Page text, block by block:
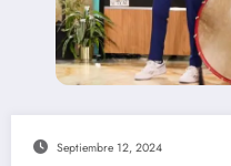
Septiembre 12, 2024